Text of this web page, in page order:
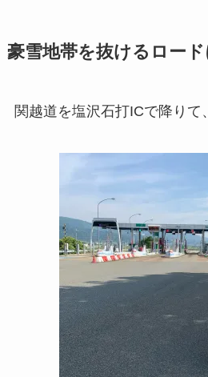
豪雪地帯を抜けるロー
関越道を塩沢石打ICで降りて